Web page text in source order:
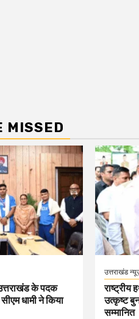
MISSED
के पदक
धामी ने किया
उत्तराखंड
राष्ट्रीय
उत्कृष्ट
सम्मानित